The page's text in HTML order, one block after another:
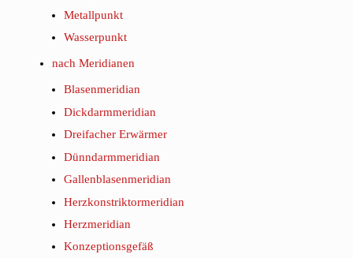
Metallpunkt
Wasserpunkt
nach Meridianen
Blasenmeridian
Dickdarmmeridian
Dreifacher Erwärmer
Dünndarmmeridian
Gallenblasenmeridian
Herzkonstriktormeridian
Herzmeridian
Konzeptionsgefäß